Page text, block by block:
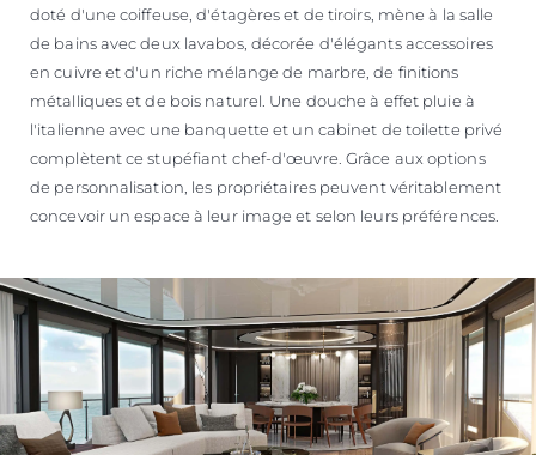
doté d'une coiffeuse, d'étagères et de tiroirs, mène à la salle
de bains avec deux lavabos, décorée d'élégants accessoires
en cuivre et d'un riche mélange de marbre, de finitions
métalliques et de bois naturel. Une douche à effet pluie à
l'italienne avec une banquette et un cabinet de toilette privé
complètent ce stupéfiant chef-d'œuvre. Grâce aux options
de personnalisation, les propriétaires peuvent véritablement
concevoir un espace à leur image et selon leurs préférences.